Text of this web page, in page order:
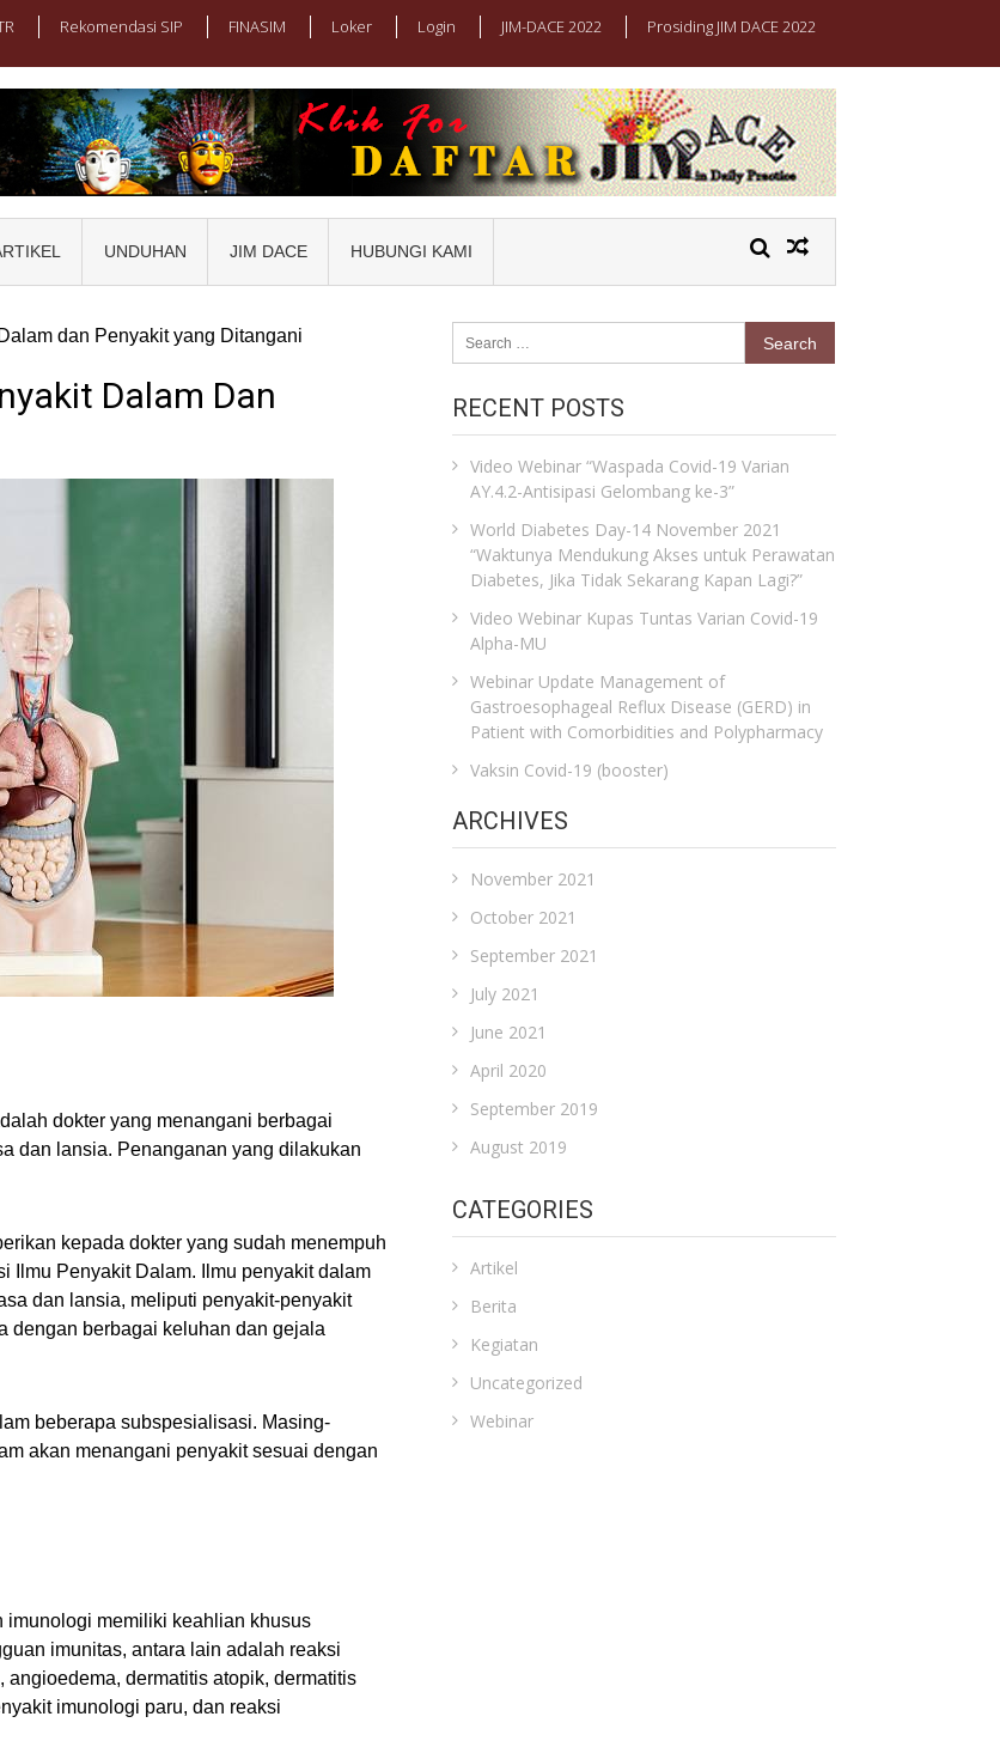
Rekomendasi SIP FINASIM Loker Login JIM-DACE 2022 Prosiding JIM DACE 2022
UNDUHAN JIM DACE HUBUNGI KAMI
dan Penyakit yang Ditangani
Dalam Dan
dokter yang menangani berbagai
dan lansia. Penanganan yang dilakukan
kepada dokter yang sudah menempuh
Ilmu Penyakit Dalam. Ilmu penyakit dalam
dan lansia, meliputi penyakit-penyakit
dengan berbagai keluhan dan gejala
beberapa subspesialisasi. Masing-
akan menangani penyakit sesuai dengan
imunologi memiliki keahlian khusus
imunitas, antara lain adalah reaksi
dermatitis atopik, dermatitis
imunologi paru, dan reaksi
for:
RECENT POSTS
Video Webinar “Waspada Covid-19 Varian
AY.4.2-Antisipasi Gelombang ke-3”
World Diabetes Day-14 November 2021
“Waktunya Mendukung Akses untuk Perawatan
Diabetes, Jika Tidak Sekarang Kapan Lagi?”
Video Webinar Kupas Tuntas Varian Covid-19
Alpha-MU
Webinar Update Management of
Gastroesophageal Reflux Disease (GERD) in
Patient with Comorbidities and Polypharmacy
Vaksin Covid-19 (booster)
ARCHIVES
November 2021
October 2021
September 2021
July 2021
June 2021
April 2020
September 2019
August 2019
CATEGORIES
Artikel
Berita
Kegiatan
Uncategorized
Webinar